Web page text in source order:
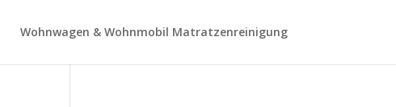
Wohnwagen & Wohnmobil Matratzenreinigung